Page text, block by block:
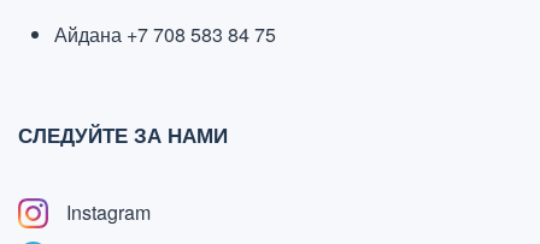
Айдана +7 708 583 84 75
СЛЕДУЙТЕ ЗА НАМИ
Instagram